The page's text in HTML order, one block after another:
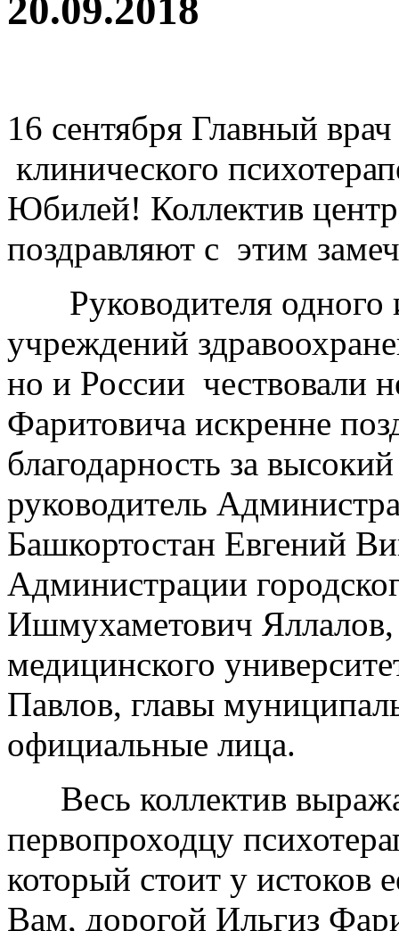
20.09.2018
16 сентября Главный
клинического
Юбилей! Коллектив
поздравляют с этим
Руководителя одного
учреждений
но и России чествовали
Фаритовича искренне
благодарность за
руководитель
Башкортостан Евгений
Администрации
Ишмухаметович Яллалов,
медицинского
Павлов, главы
официальные лица.
Весь коллектив
первопроходцу
который стоит у истоков
Вам, дорогой Ильгиз